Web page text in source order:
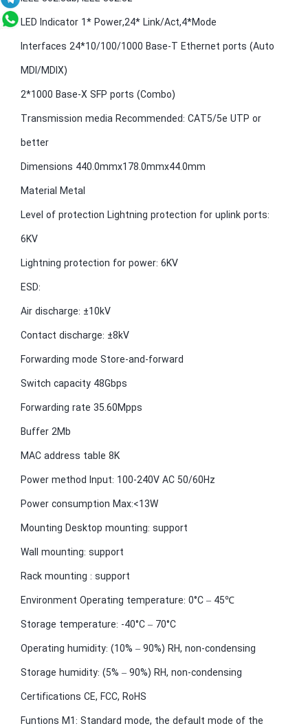
LED Indicator 1* Power,24* Link/Act,4*Mode
Interfaces 24*10/100/1000 Base-T Ethernet ports (Auto
MDI/MDIX)
2*1000 Base-X SFP ports (Combo)
Transmission media Recommended: CAT5/5e UTP or
better
Dimensions 440.0mmx178.0mmx44.0mm
Material Metal
Level of protection Lightning protection for uplink ports:
6KV
Lightning protection for power: 6KV
ESD:
Air discharge: ±10kV
Contact discharge: ±8kV
Forwarding mode Store-and-forward
Switch capacity 48Gbps
Forwarding rate 35.60Mpps
Buffer 2Mb
MAC address table 8K
Power method Input: 100-240V AC 50/60Hz
Power consumption Max:<13W
Mounting Desktop mounting: support
Wall mounting: support
Rack mounting : support
Environment Operating temperature: 0°C – 45℃
Storage temperature: -40°C – 70°C
Operating humidity: (10% – 90%) RH, non-condensing
Storage humidity: (5% – 90%) RH, non-condensing
Certifications CE, FCC, RoHS
Funtions M1: Standard mode, the default mode of the